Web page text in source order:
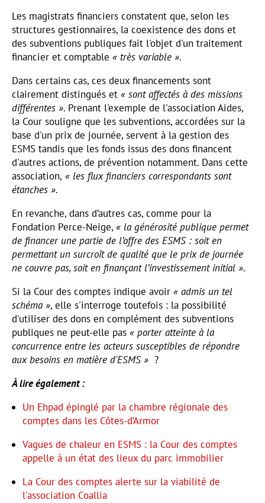
Les magistrats financiers constatent que, selon les
structures gestionnaires, la coexistence des dons et
des subventions publiques fait l'objet d'un traitement
financier et comptable « très variable ».
Dans certains cas, ces deux financements sont
clairement distingués et « sont affectés à des missions
différentes ». Prenant l'exemple de l'association Aides,
la Cour souligne que les subventions, accordées sur la
base d'un prix de journée, servent à la gestion des
ESMS tandis que les fonds issus des dons financent
d'autres actions, de prévention notamment. Dans cette
association, « les flux financiers correspondants sont
étanches ».
En revanche, dans d’autres cas, comme pour la
Fondation Perce-Neige, « la générosité publique permet
de financer une partie de l’offre des ESMS : soit en
permettant un surcroît de qualité que le prix de journée
ne couvre pas, soit en finançant l’investissement initial ».
Si la Cour des comptes indique avoir « admis un tel
schéma », elle s'interroge toutefois : la possibilité
d'utiliser des dons en complément des subventions
publiques ne peut-elle pas « porter atteinte à la
concurrence entre les acteurs susceptibles de répondre
aux besoins en matière d'ESMS » ?
À lire également :
Un Ehpad épinglé par la chambre régionale des
comptes dans les Côtes-d’Armor
Vagues de chaleur en ESMS : la Cour des comptes
appelle à un état des lieux du parc immobilier
La Cour des comptes alerte sur la viabilité de
l'association Coallia